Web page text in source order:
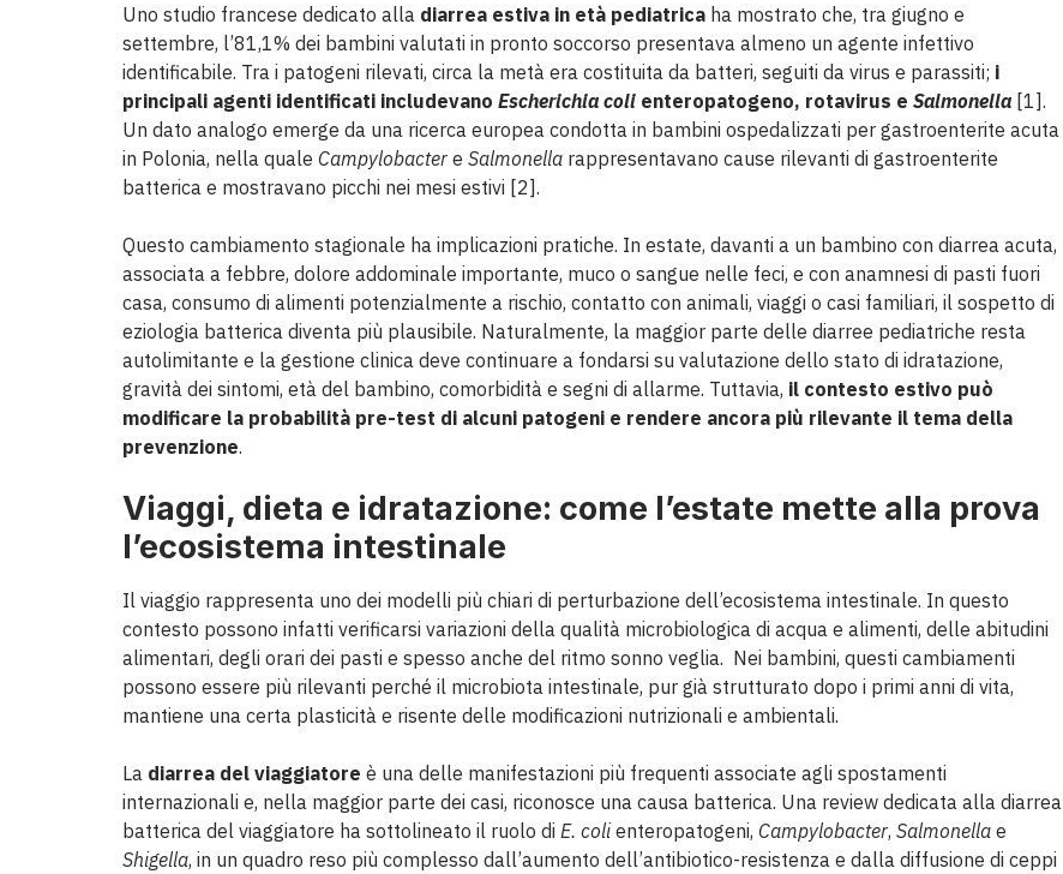
Uno studio francese dedicato alla diarrea estiva in età pediatrica ha mostrato che, tra giugno e
settembre, l’81,1% dei bambini valutati in pronto soccorso presentava almeno un agente infettivo
identificabile. Tra i patogeni rilevati, circa la metà era costituita da batteri, seguiti da virus e parassiti; i
principali agenti identificati includevano Escherichia coli enteropatogeno, rotavirus e Salmonella [1].
Un dato analogo emerge da una ricerca europea condotta in bambini ospedalizzati per gastroenterite acuta
in Polonia, nella quale Campylobacter e Salmonella rappresentavano cause rilevanti di gastroenterite
batterica e mostravano picchi nei mesi estivi [2].
Questo cambiamento stagionale ha implicazioni pratiche. In estate, davanti a un bambino con diarrea acuta,
associata a febbre, dolore addominale importante, muco o sangue nelle feci, e con anamnesi di pasti fuori
casa, consumo di alimenti potenzialmente a rischio, contatto con animali, viaggi o casi familiari, il sospetto di
eziologia batterica diventa più plausibile. Naturalmente, la maggior parte delle diarree pediatriche resta
autolimitante e la gestione clinica deve continuare a fondarsi su valutazione dello stato di idratazione,
gravità dei sintomi, età del bambino, comorbidità e segni di allarme. Tuttavia, il contesto estivo può
modificare la probabilità pre-test di alcuni patogeni e rendere ancora più rilevante il tema della
prevenzione.
Viaggi, dieta e idratazione: come l’estate mette alla prova
l’ecosistema intestinale
Il viaggio rappresenta uno dei modelli più chiari di perturbazione dell’ecosistema intestinale. In questo
contesto possono infatti verificarsi variazioni della qualità microbiologica di acqua e alimenti, delle abitudini
alimentari, degli orari dei pasti e spesso anche del ritmo sonno veglia. Nei bambini, questi cambiamenti
possono essere più rilevanti perché il microbiota intestinale, pur già strutturato dopo i primi anni di vita,
mantiene una certa plasticità e risente delle modificazioni nutrizionali e ambientali.
La diarrea del viaggiatore è una delle manifestazioni più frequenti associate agli spostamenti
internazionali e, nella maggior parte dei casi, riconosce una causa batterica. Una review dedicata alla diarrea
batterica del viaggiatore ha sottolineato il ruolo di E. colienteropatogeni, Campylobacter, Salmonella e
Shigella, in un quadro reso più complesso dall’aumento dell’antibiotico-resistenza e dalla diffusione di ceppi